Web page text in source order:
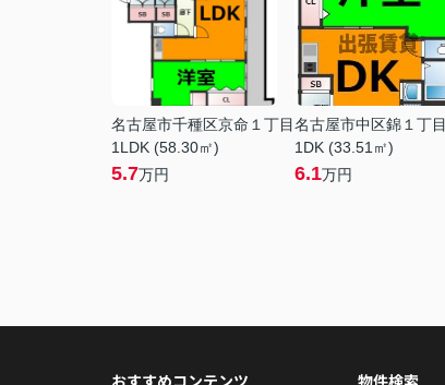
名古屋市千種区京命１丁目
1LDK (58.30㎡)
5.7万円
名古屋市中区錦１丁目
1DK (33.51㎡)
6.1万円
おすすめコンテンツ 物件検索